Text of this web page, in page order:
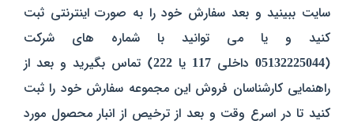
سایت ببینید و بعد سفارش خود را به صورت اینترنتی ثبت
کنید و یا می توانید با شماره های شرکت
(
05132225044داخلی117 یا222) تماس بگیرید و بعد از
راهنمایی کارشناسان فروش این مجموعه سفارش خود را ثبت
کنید تا در اسرع وقت و بعد از ترخیص از انبار محصول مورد